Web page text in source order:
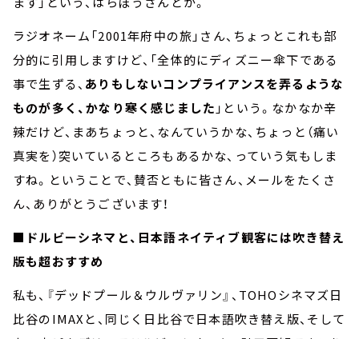
ラジオネーム「2001年府中の旅」さん、ちょっとこれも部
分的に引用しますけど、「全体的にディズニー傘下である
事で生ずる、 ありもしないコンプライアンスを弄るような
ものが多く、かなり寒く感じました 」という。なかなか辛
辣だけど、まあちょっと、なんていうかな、ちょっと（痛い
真実を）突いているところもあるかな、っていう気もしま
すね。ということで、賛否ともに皆さん、メールをたくさ
ん、ありがとうございます！
■ドルビーシネマと、日本語ネイティブ観客には吹き替え
版も超おすすめ
私も、『デッドプール＆ウルヴァリン』、TOHOシネマズ日
比谷のIMAXと、同じく日比谷で日本語吹き替え版、そして